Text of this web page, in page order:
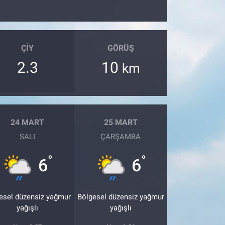
ÇIY
2.3
GÖRÜŞ
10 km
24 MART
SALI
6°
düzensiz yağmur
yağışlı
25 MART
ÇARŞAMBA
6°
Bölgesel düzensiz yağmur
yağışlı